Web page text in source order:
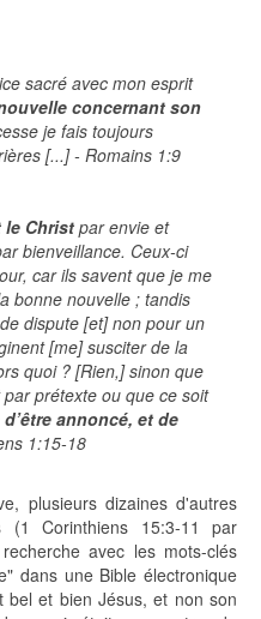
sacré avec mon esprit
concernant son
je fais toujours
[...] - Romains 1:9
le Christpar envie et
bienveillance. Ceux-ci
car ils savent que je me
bonne nouvelle ; tandis
dispute [et] non pour un
[me] susciter de la
quoi ? [Rien,] sinon que
prétexte ou que ce soit
annoncé, et de
1:15-18
plusieurs dizaines d'autres
(1 Corinthiens 15:3-11 par
avec les mots-clés
dans une Bible électronique
et bien Jésus, et non son